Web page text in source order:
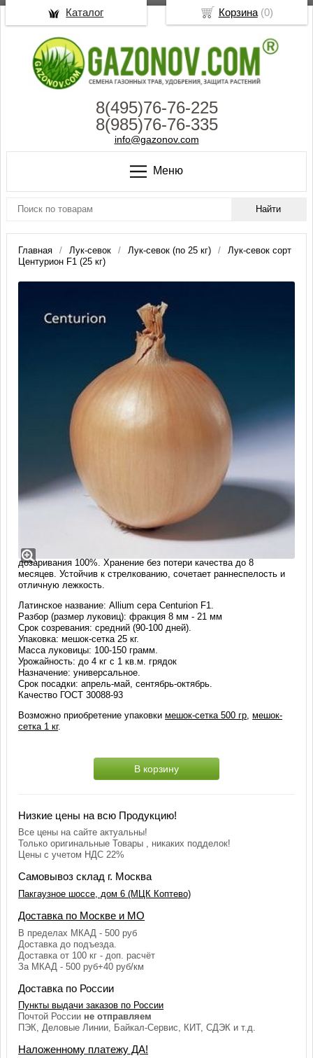
8(495)76-76-225
8(985)76-76-335
info@gazonov.com
Меню
Главная Лук-севок Лук-севок (по 25 кг)
Лук-севок сорт
Центурион F1 (25 кг)
Лук-севок сорт Центурион F1 (25 кг)
Среднеранний. Луковица широкообратнояйцевидная, массой
110-150 г. Сухие чешуи коричневые, число их 3-4, сочные -
белые. Вкус приятно-острый. Вызреваемость после
дозаривания 100%. Хранение без потери качества до 8
месяцев. Устойчив к стрелкованию, сочетает раннеспелость и
отличную лежкость.
Латинское название: Allium cepa Centurion F1.
Разбор (размер луковиц): фракция 8 мм - 21 мм
Срок созревания: средний (90-100 дней).
Упаковка: мешок-сетка 25 кг.
Масса луковицы: 100-150 грамм.
Урожайность: до 4 кг с 1 кв.м. грядок
Назначение: универсальное.
Срок посадки: апрель-май, сентябрь-октябрь.
Качество ГОСТ 30088-93
Возможно приобретение упаковкимешок-сетка 500 гр ,мешок-
сетка 1 кг.
В корзину
Низкие цены на всю Продукцию!
Все цены на сайте актуальны!
Только оригинальные Товары , никаких подделок!
Цены с учетом НДС 22%
Самовывоз склад г. Москва
Пакгаузное шоссе, дом 6 (МЦК Коптево)
Доставка по Москве и МО
В пределах МКАД - 500 руб
Доставка до подъезда.
Доставка от 100 кг - доп. расчёт
За МКАД - 500 руб+40 руб/км
Доставка по России
Пункты выдачи заказов по России
Почтой России не отправляем
ПЭК, Деловые Линии, Байкал-Сервис, КИТ, СДЭК и т.д.
Наложенному платежу ДА!
Корзина(0)
Каталог